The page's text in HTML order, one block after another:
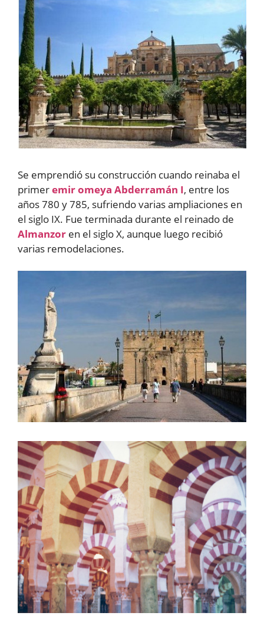
Se emprendió su construcción cuando reinaba el
primeremiromeya Abderramán I, entre los
años 780 y 785, sufriendo varias ampliaciones en
el siglo IX. Fue terminada durante el reinado de
Almanzor en el siglo X, aunque luego recibió
varias remodelaciones.